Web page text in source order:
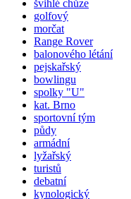
švihlé chůze
golfový
morčat
Range Rover
balonového létání
pejskařský
bowlingu
spolky "U"
kat. Brno
sportovní tým
půdy
armádní
lyžařský
turistů
debatní
kynologický